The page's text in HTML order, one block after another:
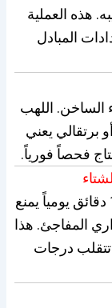
هذه العملية
من انسدادات المبادل
الساخن. اللهب
برتقالي يعني
فحصاً فورياً.
في فصول البرد، تشغيل السخان لمدة 10 دقائق يومياً يمنع
المفاجئ. هذا
درجات